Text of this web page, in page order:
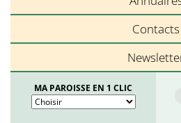
Contacts
MA PAROISSE EN 1 CLIC